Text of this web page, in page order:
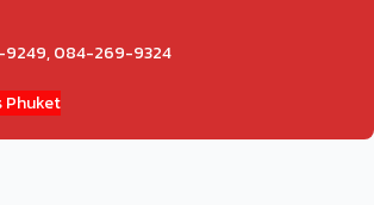
084-269-9324
Phuket